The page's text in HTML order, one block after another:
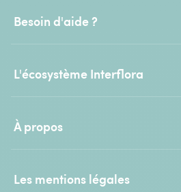
Besoin d'aide ?
L'écosystème Interflora
À propos
Les mentions légales